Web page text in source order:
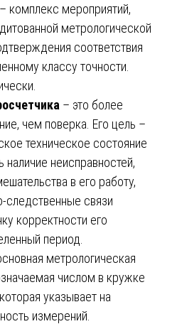
– комплекс мероприятий,
метрологической
соответствия
классу точности.
– это более
чем поверка. Его цель –
техническое состояние
наличие неисправностей,
в его работу,
следственные связи
корректности его
период.
метрологическая
числом в кружке
указывает на
измерений.